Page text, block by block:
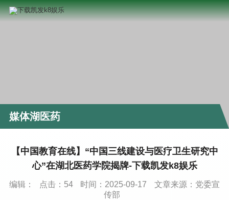
媒体湖医药
【中国教育在线】“中国三线建设与医疗卫生研究中
心”在湖北医药学院揭牌-下载凯发k8娱乐
编辑： 点击： 54 时间：2025-09-17
文章来源：党委宣
传部